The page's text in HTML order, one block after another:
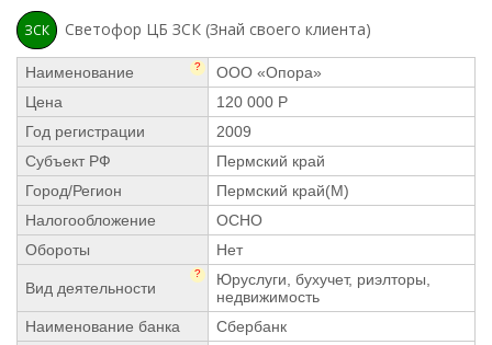
ЗСК Светофор ЦБ ЗСК (Знай своего клиента)
Наименование ?
ООО «Опора»
Цена
120 000 Р
Год регистрации
2009
Субъект РФ
Пермский край
Город/Регион
Пермский край(М)
Налогообложение
ОСНО
Обороты
Нет
Вид деятельности
?
Юруслуги, бухучет, риэлторы,
недвижимость
Наименование банка
Сбербанк